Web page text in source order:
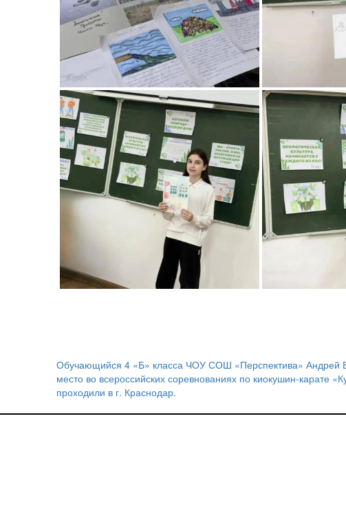
Навигация
по
записям
Обучающийся 4 «Б» класса ЧОУ СОШ «Перспектива» Андрей
место во всероссийских соревнованиях по киокушин-карате
проходили в г. Краснодар.